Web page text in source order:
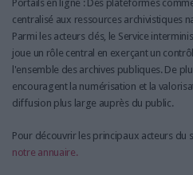
Portails en ligne : Des plateformes
centralisé aux ressources archivistiques
Parmi les acteurs clés, le Service
joue un rôle central en exerçant un
l'ensemble des archives publiques. De
encouragent la numérisation et la
diffusion plus large auprès du public.
Pour découvrir les principaux acteurs du
notre annuaire.